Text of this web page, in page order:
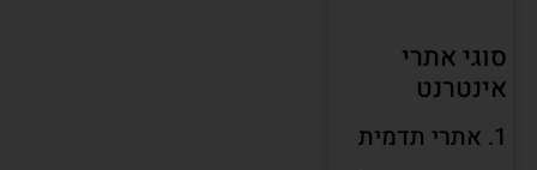
סוגי אתרי
אינטרנט
1. אתרי תדמית